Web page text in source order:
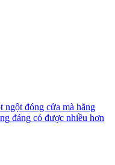
đóng cửa mà hãng
đáng có được nhiều hơn